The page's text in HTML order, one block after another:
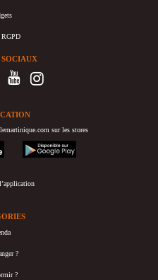
SOCIAUX
sur les stores
googleplay
?
?